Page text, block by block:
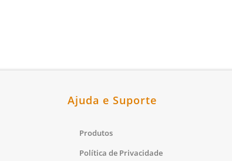
Ajuda e Suporte
Produtos
Política de Privacidade